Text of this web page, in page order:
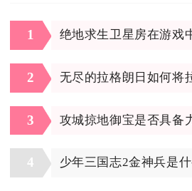
1
2
3 攻城掠地御宝是否具备
4 少年三国志2金神兵是